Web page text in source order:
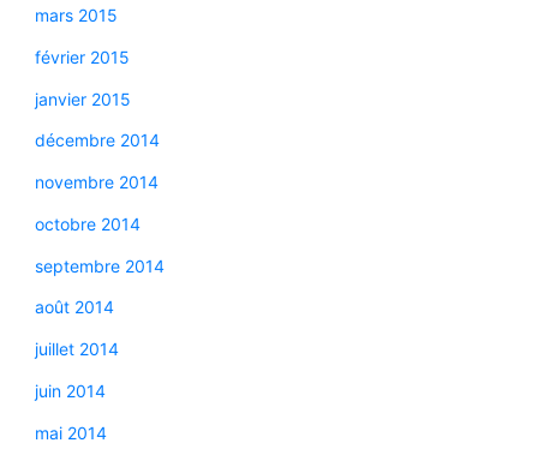
mars 2015
février 2015
janvier 2015
décembre 2014
novembre 2014
octobre 2014
septembre 2014
août 2014
juillet 2014
juin 2014
mai 2014